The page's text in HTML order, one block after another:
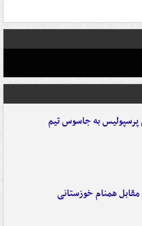
به جاسوس تیم
مقابل همنام خوزستانی